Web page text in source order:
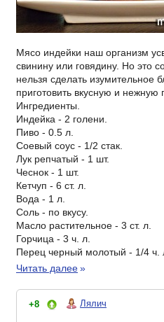
Мясо индейки наш организм
свинину или говядину. Но это
нельзя сделать изумительное
приготовить вкусную и нежную
Ингредиенты.
Индейка - 2 голени.
Пиво - 0.5 л.
Соевый соус - 1/2 стак.
Лук репчатый - 1 шт.
Чеснок - 1 шт.
Кетчуп - 6 ст. л.
Вода - 1 л.
Соль - по вкусу.
Масло растительное - 3 ст. л.
Горчица - 3 ч. л.
Перец черный молотый - 1/4 ч.
Читать далее»
+8 Лялич